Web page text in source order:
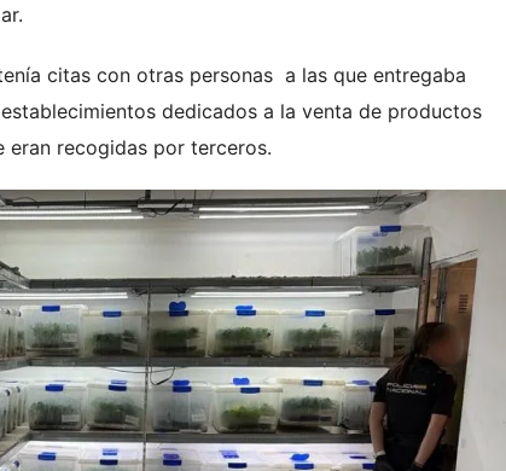
citas con otras personas a las que entregaba
dedicados a la venta de productos
recogidas por terceros.